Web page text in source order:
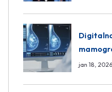
Sarajevo
jan 18, 2026